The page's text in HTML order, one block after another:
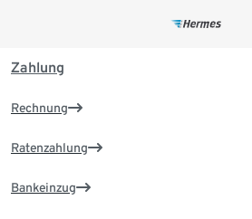
Zahlung
Rechnung
Ratenzahlung
Bankeinzug